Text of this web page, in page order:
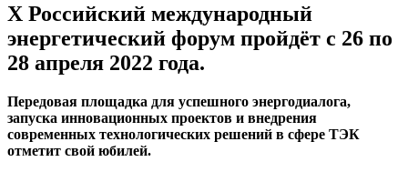
X Российский международный
энергетический форум пройдёт с 26 по
28 апреля 2022 года.
Передовая площадка для успешного энергодиалога,
запуска инновационных проектов и внедрения
современных технологических решений в сфере ТЭК
отметит свой юбилей.